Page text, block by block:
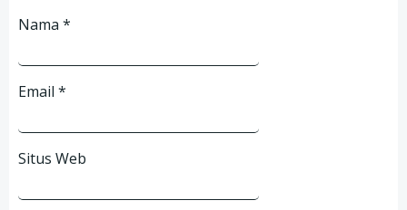
Nama *
Email *
Situs Web